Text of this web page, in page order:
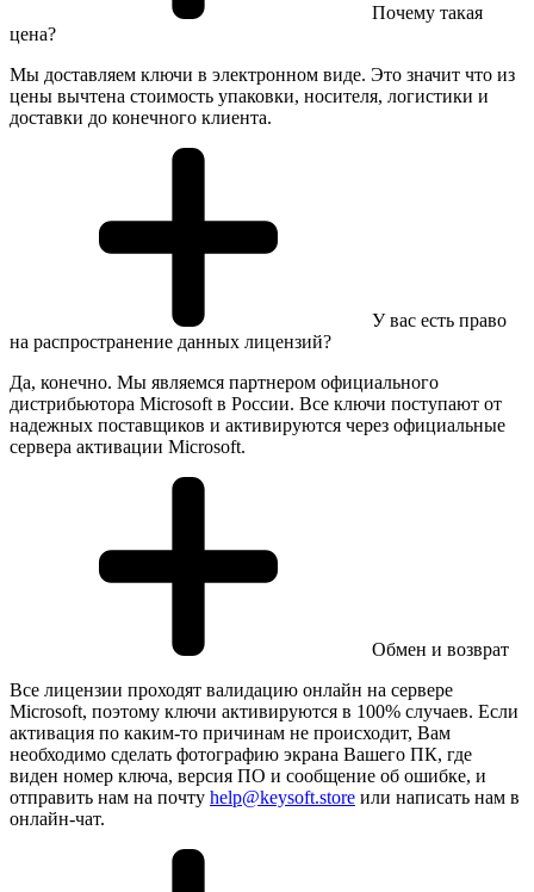
Почему такая
цена?
Мы доставляем ключи в электронном виде. Это значит что из
цены вычтена стоимость упаковки, носителя, логистики и
доставки до конечного клиента.
У вас есть право
на распространение данных лицензий?
Да, конечно. Мы являемся партнером официального
дистрибьютора Microsoft в России. Все ключи поступают от
надежных поставщиков и активируются через официальные
сервера активации Microsoft.
Обмен и возврат
Все лицензии проходят валидацию онлайн на сервере
Microsoft, поэтому ключи активируются в 100% случаев. Если
активация по каким-то причинам не происходит, Вам
необходимо сделать фотографию экрана Вашего ПК, где
виден номер ключа, версия ПО и сообщение об ошибке, и
отправить нам на почту help@keysoft.store или написать нам в
онлайн-чат.